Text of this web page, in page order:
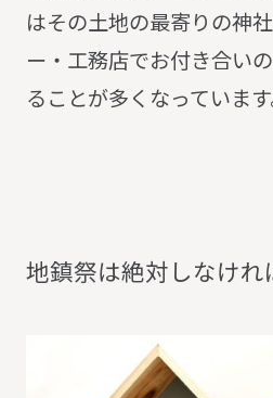
はその土地の最寄りの神
ー・工務店でお付き合い
ることが多くなっています
地鎮祭は絶対しなけれ